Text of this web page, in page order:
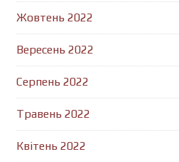
Жовтень 2022
Вересень 2022
Серпень 2022
Травень 2022
Квітень 2022